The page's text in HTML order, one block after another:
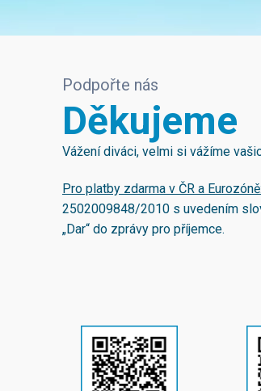
Podpořte nás
Děkujeme
Vážení diváci, velmi si vážíme
Pro platby zdarma v ČR a Eurozóně:
2502009848/2010 s uvedením
„Dar“ do zprávy pro příjemce.